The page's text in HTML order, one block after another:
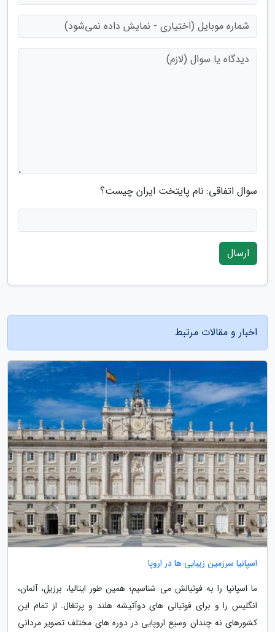
سوال اتفاقی: نام پایتخت ایران چیست؟
ارسال
اخبار و مقالات مرتبط
اسپانیا سرزمین زیبایی ها در اروپا
ما اسپانیا را به فوتبالش می شناسیم؛ همین طور ایتالیا، برزیل، آلمان،
انگلیس را و برای فوتبالی های دوآتیشه هلند و پرتغال. از تمام این
کشورهای نه چندان وسیع اروپایی در دوره های مختلف تصویر مردانی